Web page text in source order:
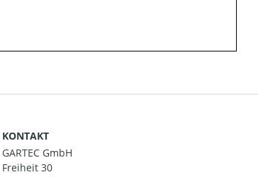
KONTAKT
GARTEC GmbH
Freiheit 30